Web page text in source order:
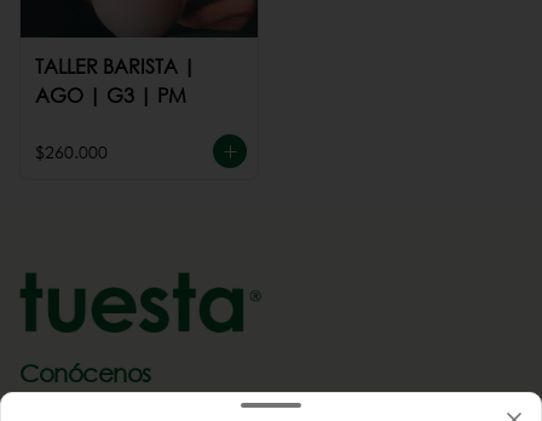
TALLER BARISTA |
AGO | G3 | PM
$260.000
Conócenos